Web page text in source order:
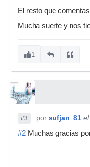
El resto que
Mucha suerte y nos
1
#3 por sufjan_81 el
#2 Muchas gracias